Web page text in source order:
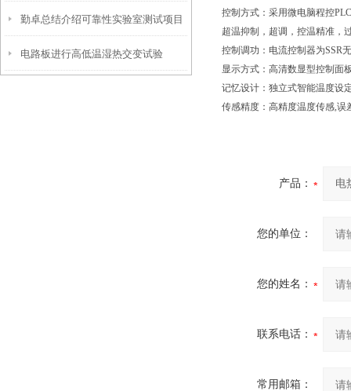
勤卓总结介绍可靠性实验室测试项目
列表
电路板进行高低温湿热交变试验
控制方式：采用微电脑程控
超温抑制，超调，控温精准，
控制调功：电流控制器为SSR
显示方式：高清数显型控制面
记忆设计：独立式智能温度设
传感精度：高精度温度传感,
产品：
您的单位：
您的姓名：
联系电话：
常用邮箱：